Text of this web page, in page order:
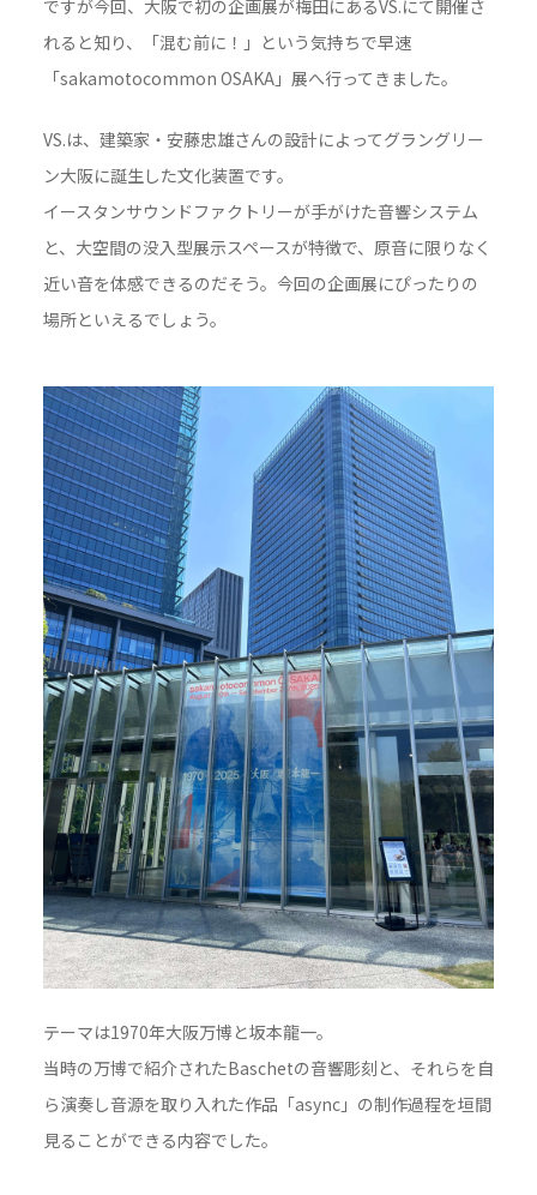
ですが今回、大阪で初の企画展が梅田にあるVS.にて開催さ
れると知り、「混む前に！」という気持ちで早速
「sakamotocommon OSAKA」展へ行ってきました。
VS.は、建築家・安藤忠雄さんの設計によってグラングリー
ン大阪に誕生した文化装置です。
イースタンサウンドファクトリーが手がけた音響システム
と、大空間の没入型展示スペースが特徴で、原音に限りなく
近い音を体感できるのだそう。今回の企画展にぴったりの
場所といえるでしょう。
テーマは1970年大阪万博と坂本龍一。
当時の万博で紹介されたBaschetの音響彫刻と、それらを自
ら演奏し音源を取り入れた作品「async」の制作過程を垣間
見ることができる内容でした。